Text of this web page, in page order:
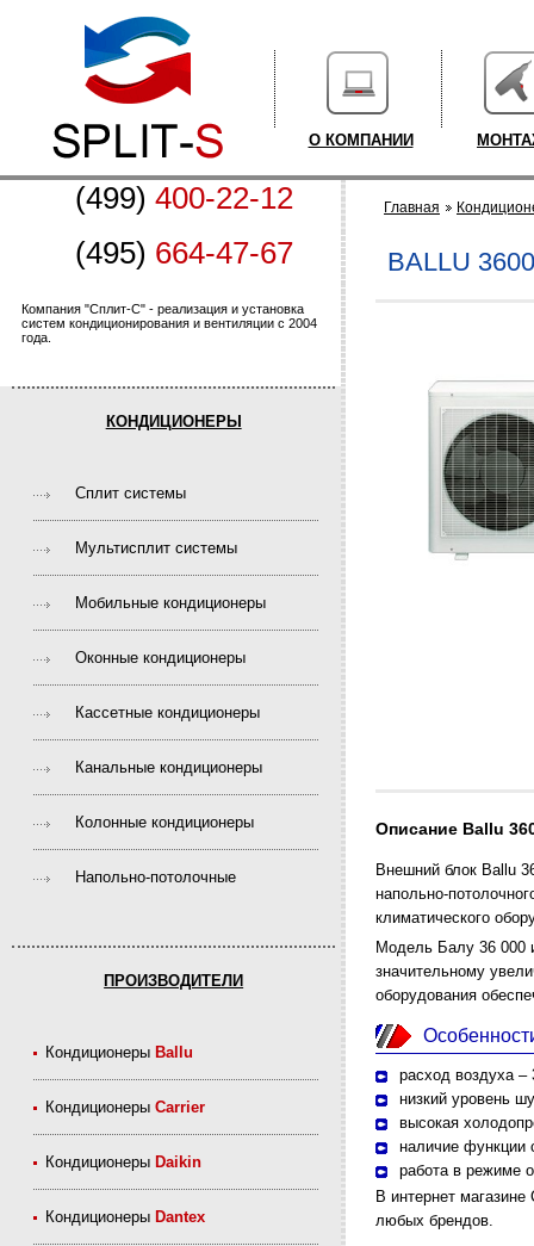
О КОМПАНИИ
(499) 400-22-12
(495) 664-47-67
Компания "Сплит-С" - реализация и установка
систем кондиционирования и вентиляции с 2004
года.
КОНДИЦИОНЕРЫ
Cплит системы
Мультисплит системы
Мобильные кондиционеры
Оконные кондиционеры
Кассетные кондиционеры
Канальные кондиционеры
Колонные кондиционеры
Напольно-потолочные
ПРОИЗВОДИТЕЛИ
Кондиционеры Ballu
КондиционерыCarrier
Кондиционеры Daikin
Кондиционеры Dantex
Главная
BALLU
Описание Ballu
Внешний блок Ballu
напольно-
климатического
Модель Балу 36 000
значительному
оборудования
расход воздуха –
низкий уровень
высокая
наличие функции
работа в режиме
В интернет
любых брендов.